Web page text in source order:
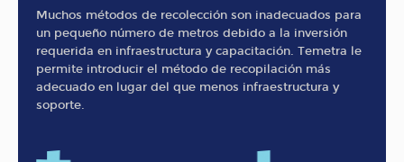
Muchos métodos de recolección son inadecuados para
un pequeño número de metros debido a la inversión
requerida en infraestructura y capacitación. Temetra le
permite introducir el método de recopilación más
adecuado en lugar del que menos infraestructura y
soporte.